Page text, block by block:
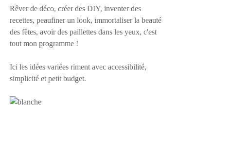
Rêver de déco, créer des DIY, inventer des
recettes, peaufiner un look, immortaliser la beauté
des fêtes, avoir des paillettes dans les yeux, c'est
tout mon programme !
Ici les idées variées riment avec accessibilité,
simplicité et petit budget.